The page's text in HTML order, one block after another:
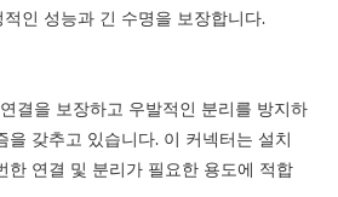
인 성능과 긴 수명을 보장합니다.
결을 보장하고 우발적인 분리를 방지하
을 갖추고 있습니다. 이 커넥터는 설치
한 연결 및 분리가 필요한 용도에 적합